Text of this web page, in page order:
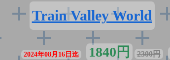
Train Valley World
2024年08月16日迄 1840円 2300円